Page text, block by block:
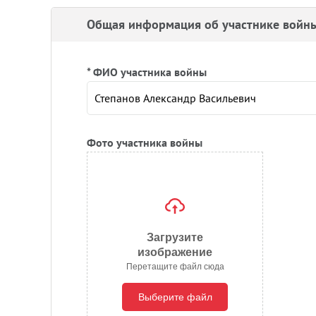
Общая информация об участнике
* ФИО участника войны
Фото участника войны
Загрузите
изображение
Перетащите файл сюда